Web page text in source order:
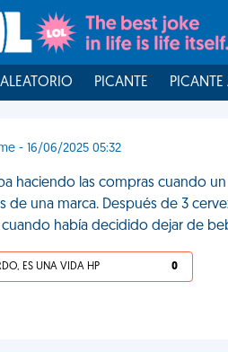
ALEATORIO PICANTE
- 16/06/2025 05:32
haciendo las compras cuando
de una marca. Después de 3
había decidido dejar de
ES UNA VIDA HP 0